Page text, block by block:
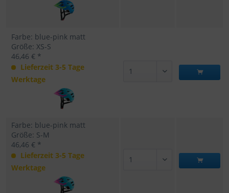
Farbe: blue-pink matt
Größe: XS-S
46,46 € *
Lieferzeit 3-5 Tage
Werktage
Farbe: blue-pink matt
Größe: S-M
46,46 € *
Lieferzeit 3-5 Tage
Werktage